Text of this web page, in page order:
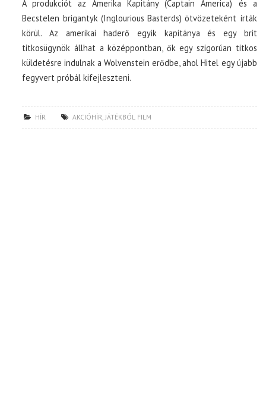
A produkciót az Amerika Kapitány (Captain America) és a
Becstelen brigantyk (Inglourious Basterds) ötvözeteként írták
körül. Az amerikai haderő egyik kapitánya és egy brit
titkosügynök állhat a középpontban, ők egy szigorúan titkos
küldetésre indulnak a Wolvenstein erődbe, ahol Hitel egy újabb
fegyvert próbál kifejleszteni.
HÍR AKCIÓHÍR,JÁTÉKBÓL FILM